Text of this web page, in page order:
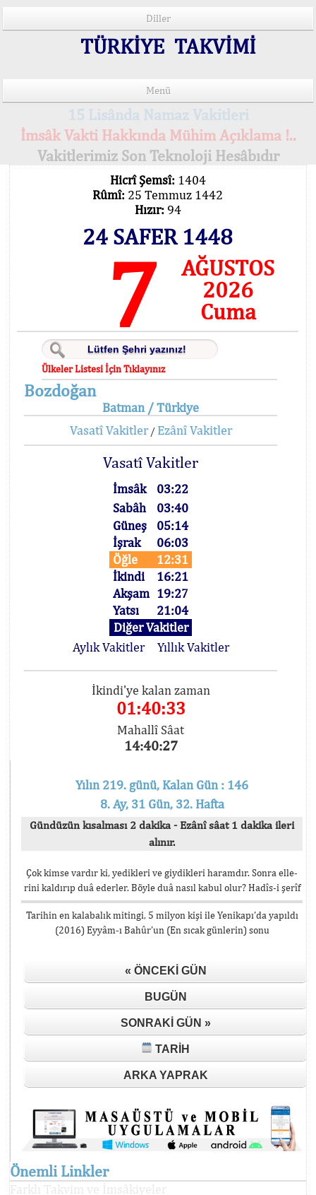
Diller
TÜRKİYE TAKVİMİ
Menü
15 Lisânda Namaz Vakitleri
İmsâk Vakti Hakkında Mühim Açıklama !..
Vakitlerimiz Son Teknoloji Hesâbıdır
Hicrî Şemsî: 1404
Rûmî: 25 Temmuz 1442
Hızır: 94
24 SAFER 1448
7
AĞUSTOS
2026
Cuma
Ülkeler Listesi İçin Tıklayınız
Bozdoğan
Batman / Türkiye
Vasatî Vakitler/ Ezânî Vakitler
Vasatî Vakitler
İmsâk
03:22
Sabâh
03:40
Güneş
05:14
İşrak
06:03
Öğle
12:31
İkindi
16:21
Akşam 19:27
Yatsı
21:04
Diğer Vakitler
Aylık Vakitler
Yıllık Vakitler
İkindi'ye kalan zaman
01:40:32
Mahallî Sâat
14:40:28
Yılın 219. günü, Kalan Gün : 146
8. Ay, 31 Gün, 32. Hafta
Gündüzün kısalması 2 dakika - Ezânî sâat 1 dakika ileri
alınır.
Çok kimse vardır ki, yedikleri ve giydikleri haramdır. Sonra elle-
rini kaldırıp duâ ederler. Böyle duâ nasıl kabul olur? Hadîs-i şerîf
Tarihin en kalabalık mitingi, 5 milyon kişi ile Yenikapı’da yapıldı
(2016) Eyyâm-ı Bahûr’un (En sıcak günlerin) sonu
« ÖNCEKI GÜN
BUGÜN
SONRAKI GÜN »
TARIH
ARKA YAPRAK
Önemli Linkler